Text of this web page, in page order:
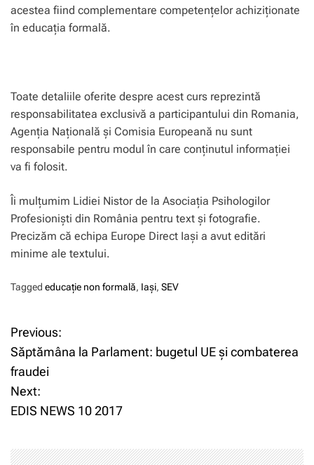
acestea fiind complementare competenţelor achiziţionate
în educaţia formală.
Toate detaliile oferite despre acest curs reprezintă
responsabilitatea exclusivă a participantului din Romania,
Agenţia Naţională şi Comisia Europeană nu sunt
responsabile pentru modul în care conţinutul informaţiei
va fi folosit.
Îi mulțumim Lidiei Nistor de la Asociația Psihologilor
Profesionişti din România pentru text și fotografie.
Precizăm că echipa Europe Direct Iași a avut editări
minime ale textului.
Tagged educație non formală, Iași, SEV
N
a
v
g
Previous:
Săptămâna la Parlament: bugetul UE și combaterea
fraudei
Next:
EDIS NEWS 10 2017